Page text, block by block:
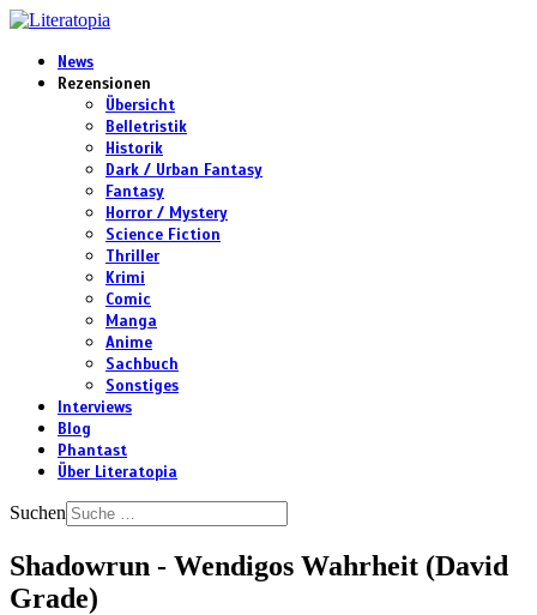
News
Rezensionen
Übersicht
Belletristik
Historik
Dark / Urban Fantasy
Fantasy
Horror / Mystery
Science Fiction
Thriller
Krimi
Comic
Manga
Anime
Sachbuch
Sonstiges
Interviews
Blog
Phantast
Über Literatopia
Suchen
Shadowrun - Wendigos Wahrheit (David
Grade)